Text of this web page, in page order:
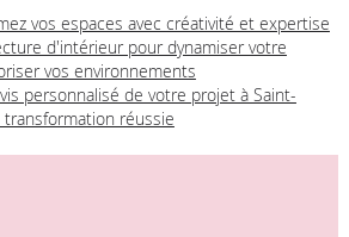
vos espaces avec créativité et expertise
d'intérieur pour dynamiser votre
vos environnements
personnalisé de votre projet à Saint-
réussie